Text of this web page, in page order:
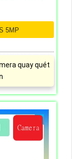
5MP
quay quét